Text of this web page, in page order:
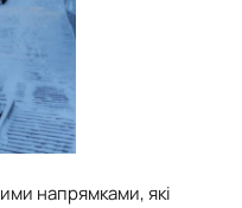
напрямками, які